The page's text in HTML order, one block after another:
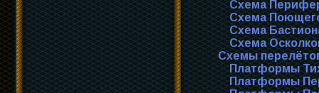
Схема
Схема
Схема
Схема
Схемы
Платформы
Платформы